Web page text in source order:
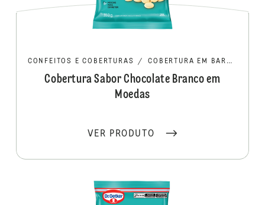
CONFEITOS E COBERTURAS / COBERTURA EM BARRA/MOEDA
Cobertura Sabor Chocolate Branco em
Moedas
VER PRODUTO